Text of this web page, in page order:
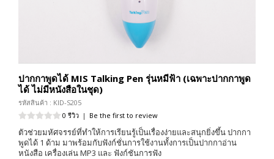
ปากกาพูดได้ MIS Talking Pen รุ่นหมีฟ้า (เฉพาะปากกาพูด
ได้ ไม่มีหนังสือในชุด)
รหัสสินค้า : KID-S205
0 รีวิว | Be the first to review
ตัวช่วยมหัศจรรย์ที่ทำให้การเรียนรู้เป็นเรื่องง่ายและสนุกยิ่งขึ้น ปากกา
พูดได้ 1 ด้าม มาพร้อมกับฟังก์ชั่นการใช้งานทั้งการเป็นปากกาอ่าน
หนังสือ เครื่องเล่น MP3 และ ฟังก์ชันการฟัง